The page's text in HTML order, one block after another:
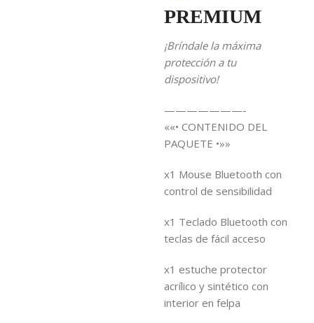
PREMIUM
¡Bríndale la máxima
protección a tu
dispositivo!
———————-
««• CONTENIDO DEL
PAQUETE •»»
x1 Mouse Bluetooth con
control de sensibilidad
x1 Teclado Bluetooth con
teclas de fácil acceso
x1 estuche protector
acrílico y sintético con
interior en felpa